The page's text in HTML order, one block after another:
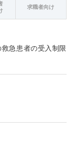
求職者向け
急患者の受入制限